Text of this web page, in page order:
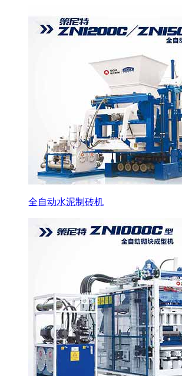
全自动水泥制砖机